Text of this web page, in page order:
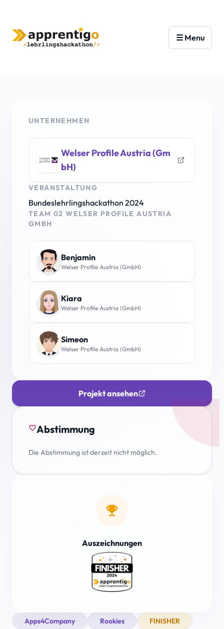
UNTERNEHMEN
Welser Profile Austria (Gm
bH)
VERANSTALTUNG
Bundeslehrlingshackathon 2024
TEAM 02 WELSER PROFILE AUSTRIA
GMBH
Benjamin
Welser Profile Austria (GmbH)
Kiara
Welser Profile Austria (GmbH)
Simeon
Welser Profile Austria (GmbH)
Projekt ansehen
favorite_borderAbstimmung
Die Abstimmung ist derzeit nicht möglich.
emoji_events
Auszeichnungen
Apps4Company Rookies FINISHER